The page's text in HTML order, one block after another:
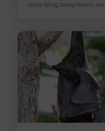
deze blog bespreken we